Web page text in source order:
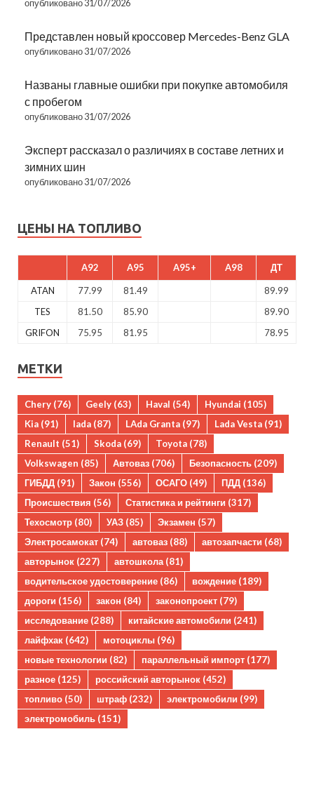
опубликовано 31/07/2026
Представлен новый кроссовер Mercedes-Benz GLA
опубликовано 31/07/2026
Названы главные ошибки при покупке автомобиля
с пробегом
опубликовано 31/07/2026
Эксперт рассказал о различиях в составе летних и
зимних шин
опубликовано 31/07/2026
ЦЕНЫ НА ТОПЛИВО
A92 A95 A95+ A98 ДТ
ATAN 77.99 81.49
89.99
TES
81.50 85.90
89.90
GRIFON
75.95 81.95 78.95
МЕТКИ
Chery (76) Geely (63) Haval (54) Hyundai (105)
Kia (91) lada (87) LAda Granta (97) Lada Vesta (91)
Renault (51) Skoda (69) Toyota (78)
Volkswagen (85) Автоваз (706) Безопасность (209)
ГИБДД (91) Закон (556) ОСАГО (49) ПДД (136)
Происшествия (56) Статистика и рейтинги (317)
Техосмотр (80) УАЗ (85) Экзамен (57)
Электросамокат (74) автоваз (88) автозапчасти (68)
авторынок (227) автошкола(81)
водительское удостоверение (86) вождение (189)
дороги (156) закон (84) законопроект (79)
исследование (288) китайские автомобили (241)
лайфхак (642) мотоциклы (96)
новые технологии (82) параллельный импорт (177)
разное (125) российский авторынок (452)
топливо (50) штраф (232) электромобили (99)
электромобиль (151)